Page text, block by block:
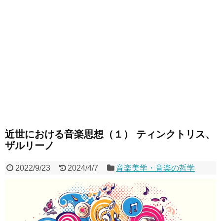
近世における音楽思想（１） ティンクトリス、
ザルリーノ
2022/9/23 2024/4/7 音楽美学・音楽の哲学